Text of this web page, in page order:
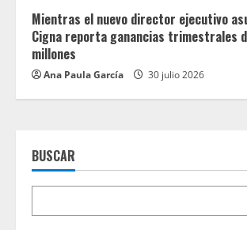
Mientras el nuevo director ejecutivo
Cigna reporta ganancias trimestrales
millones
Ana Paula García 30 julio 2026
BUSCAR